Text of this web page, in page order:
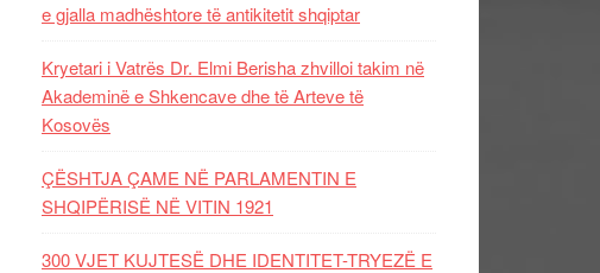
e gjalla madhështore të antikitetit shqiptar
Kryetari i Vatrës Dr. Elmi Berisha zhvilloi takim në
Akademinë e Shkencave dhe të Arteve të
Kosovës
ÇËSHTJA ÇAME NË PARLAMENTIN E
SHQIPËRISË NË VITIN 1921
300 VJET KUJTESË DHE IDENTITET-TRYEZË E